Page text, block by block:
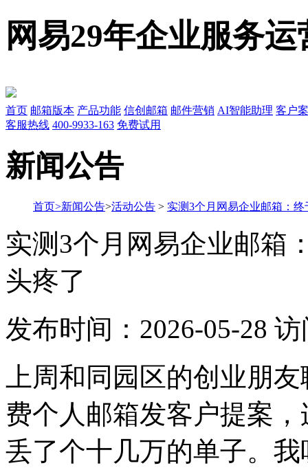
网易29年企业服务
首页 邮箱版本 产品功能 信创邮箱 邮件营销 AI智能助理 客户
客服热线 400-9933-163 免费试用
新闻公告
首页>新闻公告>活动公告 > 实测3个月网易企业邮箱：
实测3个月网易企业邮箱
头疼了
发布时间： 2026-05-28 访
上周和同园区的创业朋
费个人邮箱发客户提案
丢了个十几万的单子。